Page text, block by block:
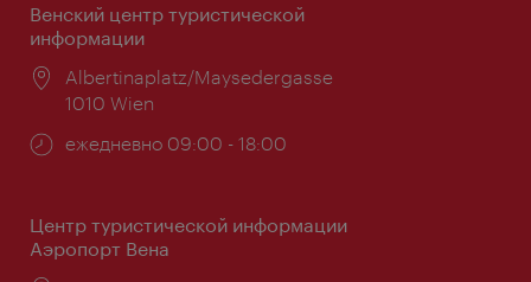
Венский центр туристической
информации
Расположение:
Albertinaplatz/Maysedergasse
1010 Wien
Часы
ежедневно 09:00 - 18:00
Центр туристической информации
Аэропорт Вена